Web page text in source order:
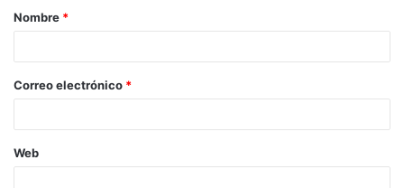
Nombre *
Correo electrónico *
Web